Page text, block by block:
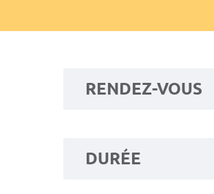
RENDEZ-VOUS
DURÉE